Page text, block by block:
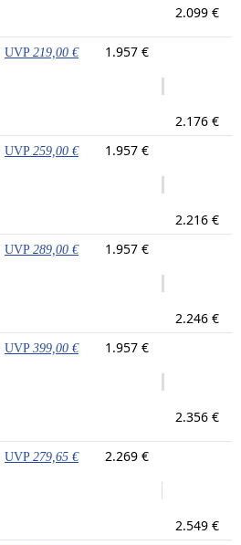
2.099 €
UVP 219,00 € 1.957 €
2.176 €
UVP 259,00 € 1.957 €
2.216 €
UVP 289,00 € 1.957 €
2.246 €
UVP 399,00 € 1.957 €
2.356 €
UVP 279,65 € 2.269 €
2.549 €